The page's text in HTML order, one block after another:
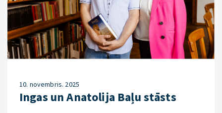
10. novembris. 2025
Ingas un Anatolija Baļu stāsts